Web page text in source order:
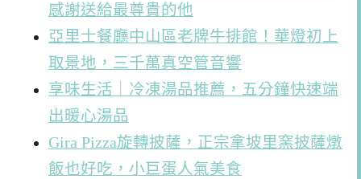
感謝送給最尊貴的他
亞里士餐廳中山區老牌牛排館！華燈初上
取景地，三千萬真空管音響
享味生活｜冷凍湯品推薦，五分鐘快速端
出暖心湯品
Gira Pizza旋轉披薩，正宗拿坡里窯披薩燉
飯也好吃，小巨蛋人氣美食